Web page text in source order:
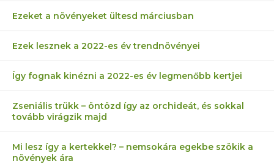
Ezeket a növényeket ültesd márciusban
Ezek lesznek a 2022-es év trendnövényei
Így fognak kinézni a 2022-es év legmenőbb kertjei
Zseniális trükk – öntözd így az orchideát, és sokkal
tovább virágzik majd
Mi lesz így a kertekkel? – nemsokára egekbe szökik a
növények ára